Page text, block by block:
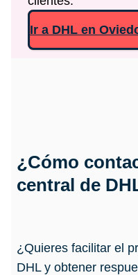
Ir a DHL en
¿Cómo
central de
¿Quieres facilitar el
DHL y obtener